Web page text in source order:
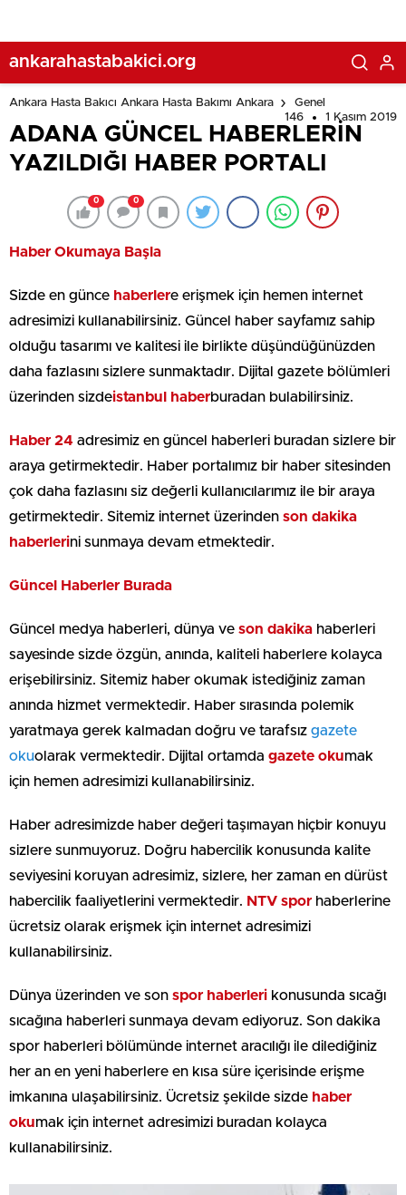
ankarahastabakici.org
Ankara Hasta Bakıcı Ankara Hasta Bakımı Ankara
Genel
146
1 Kasım 2019
ADANA GÜNCEL HABERLERİN
YAZILDIĞI HABER PORTALI
0 0
Haber Okumaya Başla
Sizde en günce haberlere erişmek için hemen internet
adresimizi kullanabilirsiniz. Güncel haber sayfamız sahip
olduğu tasarımı ve kalitesi ile birlikte düşündüğünüzden
daha fazlasını sizlere sunmaktadır. Dijital gazete bölümleri
üzerinden sizdeistanbul haberburadan bulabilirsiniz.
Haber 24 adresimiz en güncel haberleri buradan sizlere bir
araya getirmektedir. Haber portalımız bir haber sitesinden
çok daha fazlasını siz değerli kullanıcılarımız ile bir araya
getirmektedir. Sitemiz internet üzerinden son dakika
haberlerini sunmaya devam etmektedir.
Güncel Haberler Burada
Güncel medya haberleri, dünya ve son dakika haberleri
sayesinde sizde özgün, anında, kaliteli haberlere kolayca
erişebilirsiniz. Sitemiz haber okumak istediğiniz zaman
anında hizmet vermektedir. Haber sırasında polemik
yaratmaya gerek kalmadan doğru ve tarafsız gazete
okuolarak vermektedir. Dijital ortamda gazete okumak
için hemen adresimizi kullanabilirsiniz.
Haber adresimizde haber değeri taşımayan hiçbir konuyu
sizlere sunmuyoruz. Doğru habercilik konusunda kalite
seviyesini koruyan adresimiz, sizlere, her zaman en dürüst
habercilik faaliyetlerini vermektedir. NTV spor haberlerine
ücretsiz olarak erişmek için internet adresimizi
kullanabilirsiniz.
Dünya üzerinden ve son spor haberleri konusunda sıcağı
sıcağına haberleri sunmaya devam ediyoruz. Son dakika
spor haberleri bölümünde internet aracılığı ile dilediğiniz
her an en yeni haberlere en kısa süre içerisinde erişme
imkanına ulaşabilirsiniz. Ücretsiz şekilde sizde haber
okumak için internet adresimizi buradan kolayca
kullanabilirsiniz.